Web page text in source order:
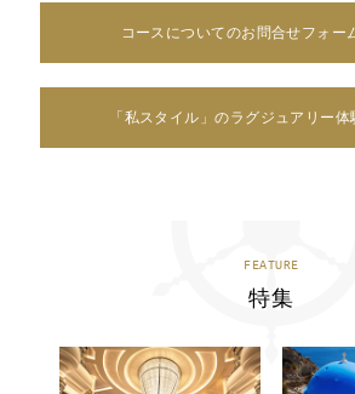
コースについてのお問合せフォー
「私スタイル」のラグジュアリー体
FEATURE
特集